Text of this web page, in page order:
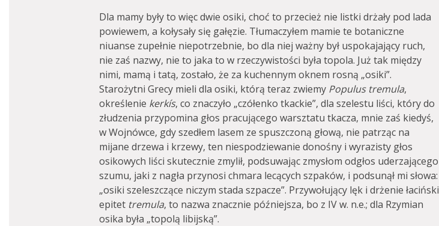
Dla mamy były to więc dwie osiki, choć to przecież nie listki drżały pod lada
powiewem, a kołysały się gałęzie. Tłumaczyłem mamie te botaniczne
niuanse zupełnie niepotrzebnie, bo dla niej ważny był uspokajający ruch,
nie zaś nazwy, nie to jaka to w rzeczywistości była topola. Już tak między
nimi, mamą i tatą, zostało, że za kuchennym oknem rosną „osiki”.
Starożytni Grecy mieli dla osiki, którą teraz zwiemy Populus tremula,
określenie kerkís, co znaczyło „czółenko tkackie”, dla szelestu liści, który do
złudzenia przypomina głos pracującego warsztatu tkacza, mnie zaś kiedyś,
w Wojnówce, gdy szedłem lasem ze spuszczoną głową, nie patrząc na
mijane drzewa i krzewy, ten niespodziewanie donośny i wyrazisty głos
osikowych liści skutecznie zmylił, podsuwając zmysłom odgłos uderzającego
szumu, jaki z nagła przynosi chmara lecących szpaków, i podsunął mi słowa:
„osiki szeleszczące niczym stada szpacze”. Przywołujący lęk i drżenie łaciński
epitet tremula, to nazwa znacznie późniejsza, bo z IV w. n.e.; dla Rzymian
osika była „topolą libijską”.